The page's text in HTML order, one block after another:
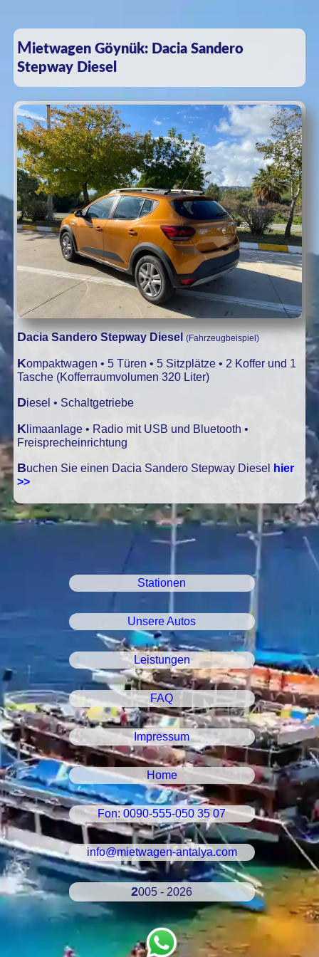
Mietwagen Göynük: Dacia Sandero
Stepway Diesel
Dacia Sandero Stepway Diesel (Fahrzeugbeispiel)
Kompaktwagen • 5 Türen • 5 Sitzplätze • 2 Koffer und 1
Tasche (Kofferraumvolumen 320 Liter)
Diesel • Schaltgetriebe
Klimaanlage • Radio mit USB und Bluetooth •
Freisprecheinrichtung
Buchen Sie einen Dacia Sandero Stepway Diesel
hier
>>
Stationen
Unsere Autos
Leistungen
FAQ
Impressum
Home
Fon: 0090-555-050 35 07
info@mietwagen-antalya.com
2005 - 2026